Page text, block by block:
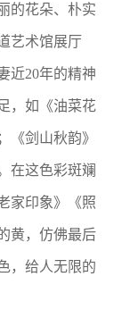
的花朵、朴实
艺术馆展厅
近20年的精神
，如《油菜花
《剑山秋韵》
在这色彩斑斓
家印象》《照
黄，仿佛最后
，给人无限的